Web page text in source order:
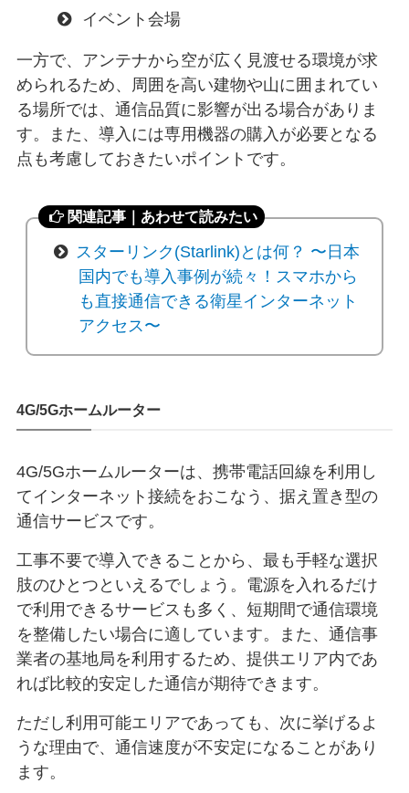
イベント会場
一方で、アンテナから空が広く見渡せる環境が求
められるため、周囲を高い建物や山に囲まれてい
る場所では、通信品質に影響が出る場合がありま
す。また、導入には専用機器の購入が必要となる
点も考慮しておきたいポイントです。
関連記事｜あわせて読みたい
スターリンク(Starlink)とは何？ 〜日本
国内でも導入事例が続々！スマホから
も直接通信できる衛星インターネット
アクセス〜
4G/5Gホームルーター
4G/5Gホームルーターは、携帯電話回線を利用し
てインターネット接続をおこなう、据え置き型の
通信サービスです。
工事不要で導入できることから、最も手軽な選択
肢のひとつといえるでしょう。電源を入れるだけ
で利用できるサービスも多く、短期間で通信環境
を整備したい場合に適しています。また、通信事
業者の基地局を利用するため、提供エリア内であ
れば比較的安定した通信が期待できます。
ただし利用可能エリアであっても、次に挙げるよ
うな理由で、通信速度が不安定になることがあり
ます。